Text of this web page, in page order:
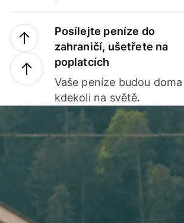
Posílejte peníze do
zahraničí, ušetřete na
poplatcích
Vaše peníze budou doma
kdekoli na světě.